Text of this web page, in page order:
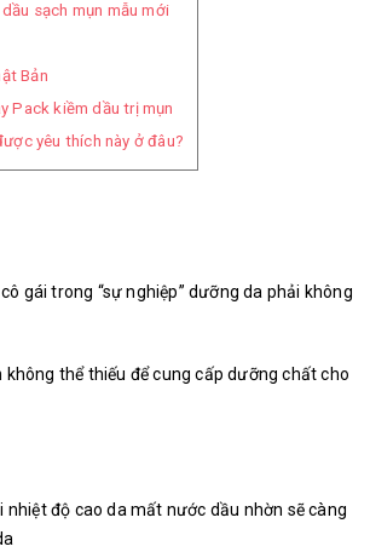
sạch mụn mẫu mới
Bản
Pack kiềm dầu trị mụn
yêu thích này ở đâu?
gái trong “sự nghiệp” dưỡng da phải không
thể thiếu để cung cấp dưỡng chất cho
nhiệt độ cao da mất nước dầu nhờn sẽ càng